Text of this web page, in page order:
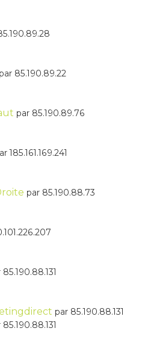
par 85.190.89.22
par 85.190.89.76
185.161.169.241
par 85.190.88.73
85.190.88.131
par 85.190.88.131
85.190.88.131